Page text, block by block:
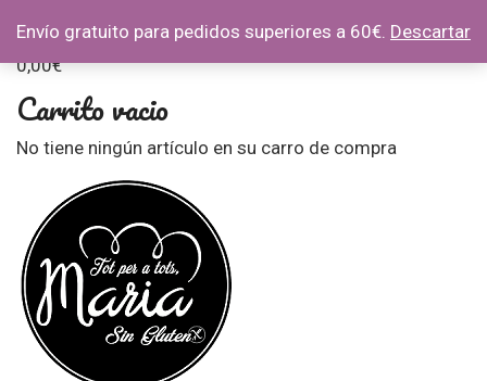
Su carrito 0
0,00€
Carrito vacio
No tiene ningún artículo en su carro de compra
Envío gratuito para pedidos superiores a 60€. Descartar